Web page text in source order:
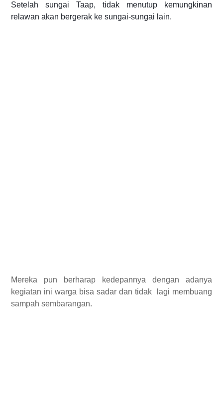
Setelah sungai Taap, tidak menutup kemungkinan
relawan akan bergerak ke sungai-sungai lain.
Mereka pun berharap kedepannya dengan adanya
kegiatan ini warga bisa sadar dan tidak lagi membuang
sampah sembarangan.